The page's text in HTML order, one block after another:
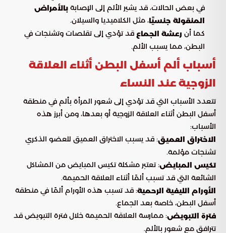
في بعض الحالات، قد يشير الألم إلى الإصابة بالأمراض
المنقولة جنسيًا، مثل الكلاميديا والسيلان.
كما أن رعشة الجماع قد تؤدي إلى تقلصات وتشنجات في
البطن، مما يسبب الألم.
أسباب ألم أسفل البطن أثناء العلاقة
الزوجية عند النساء
تتعدد الأسباب التي قد تؤدي إلى شعور المرأة بألم في منطقة
أسفل البطن أثناء العلاقة الزوجية أو بعدها، ومن أبرز هذه
الأسباب:
الاختراق العميق: قد يسبب الاختراق العميق للعضو الذكري
تشنجات مؤلمة.
تكيس المبايض: تعتبر مشكلة تكيس المبايض من المشاكل
الشائعة التي قد تسبب ألمًا أثناء العلاقة الحميمة.
الأورام الليفية الرحمية: قد تسبب هذه الأورام ألمًا في منطقة
أسفل البطن، خاصة بعد الجماع.
فترة التبويض: ممارسة العلاقة الحميمة خلال فترة التبويض قد
تترافق مع شعور بالألم.